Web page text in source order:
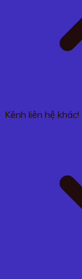
Kênh liên hệ khác!